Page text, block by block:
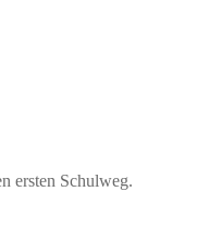
ersten Schulweg.